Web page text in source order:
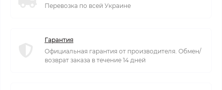
Перевозка по всей Украине
Гарантия
Официальная гарантия от производителя. Обмен/
возврат заказа в течение 14 дней